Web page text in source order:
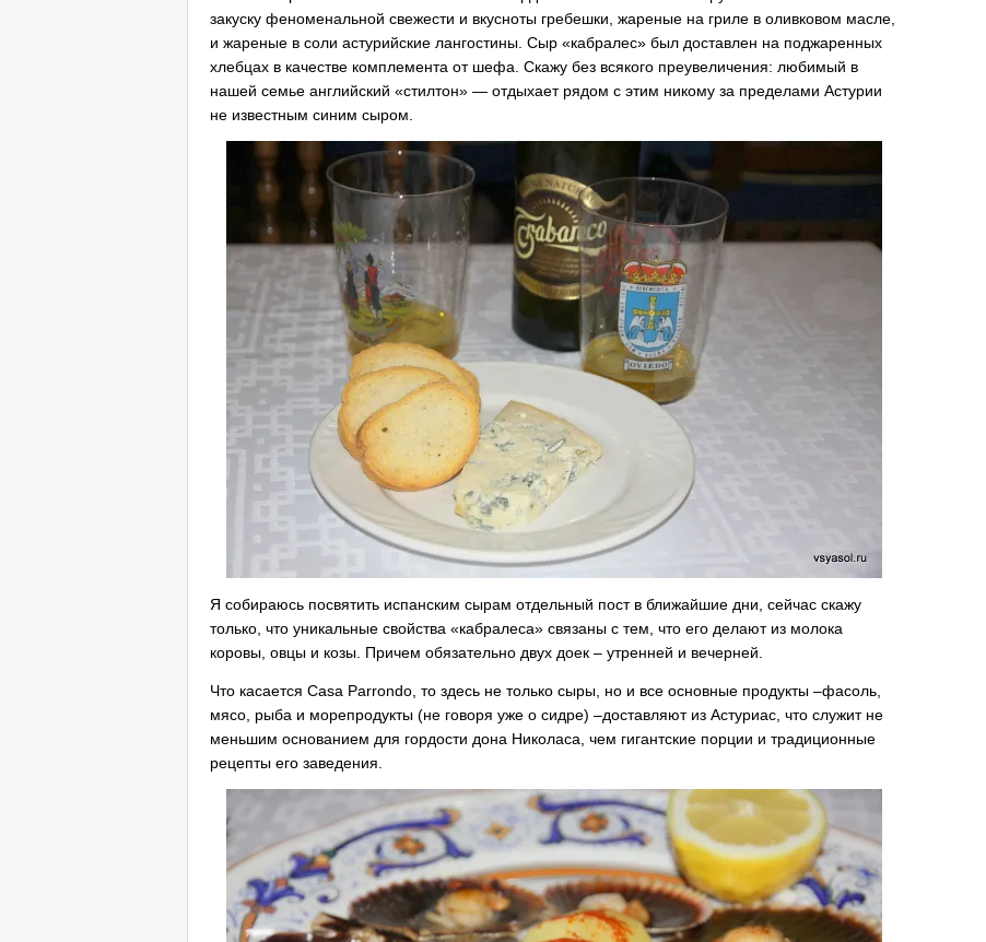
закуску феноменальной свежести и вкусноты гребешки, жареные на гриле в оливковом масле,
и жареные в соли астурийские лангостины. Сыр «кабралес» был доставлен на поджаренных
хлебцах в качестве комплемента от шефа. Скажу без всякого преувеличения: любимый в
нашей семье английский «стилтон» — отдыхает рядом с этим никому за пределами Астурии
не известным синим сыром.
Я собираюсь посвятить испанским сырам отдельный пост в ближайшие дни, сейчас скажу
только, что уникальные свойства «кабралеса» связаны с тем, что его делают из молока
коровы, овцы и козы. Причем обязательно двух доек – утренней и вечерней.
Что касается Casa Parrondo, то здесь не только сыры, но и все основные продукты –фасоль,
мясо, рыба и морепродукты (не говоря уже о сидре) –доставляют из Астуриас, что служит не
меньшим основанием для гордости дона Николаса, чем гигантские порции и традиционные
рецепты его заведения.